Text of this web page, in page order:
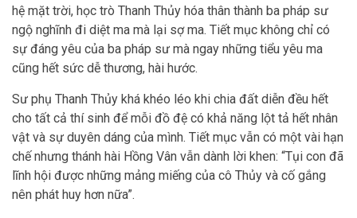
hệ mặt trời, học trò Thanh Thủy hóa thân thành ba pháp sư
ngộ nghĩnh đi diệt ma mà lại sợ ma. Tiết mục không chỉ có
sự đáng yêu của ba pháp sư mà ngay những tiểu yêu ma
cũng hết sức dễ thương, hài hước.
Sư phụ Thanh Thủy khá khéo léo khi chia đất diễn đều hết
cho tất cả thí sinh để mỗi đồ đệ có khả năng lột tả hết nhân
vật và sự duyên dáng của mình. Tiết mục vẫn có một vài hạn
chế nhưng thánh hài Hồng Vân vẫn dành lời khen: “Tụi con đã
lĩnh hội được những mảng miếng của cô Thủy và cố gắng
nên phát huy hơn nữa”.